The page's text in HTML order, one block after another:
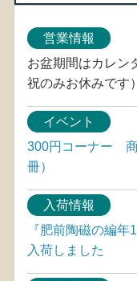
営業情報
お盆期間はカレン
祝のみお休みです）
イベント
300円コーナー
冊）
入荷情報
『肥前陶磁の編
入荷しました